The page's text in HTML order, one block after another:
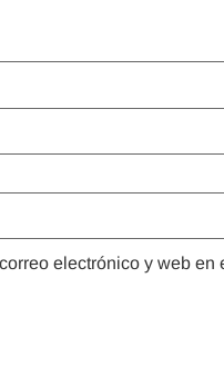
electrónico y web